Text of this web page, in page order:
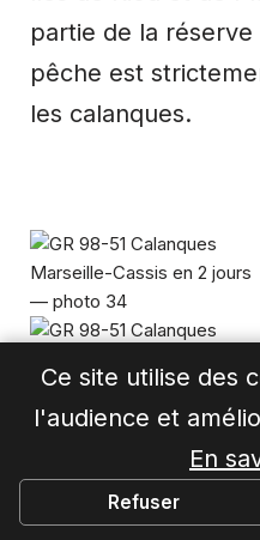
partie de la
pêche est
les calanques.
Le vent souffle fort
Ce site utilise des
l'audience et
En
Refuser